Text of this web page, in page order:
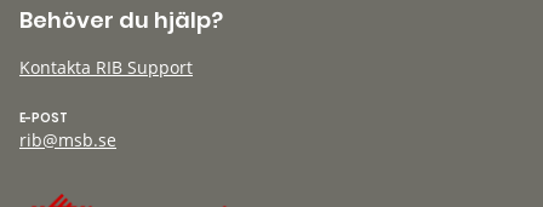
Behöver du hjälp?
Kontakta RIB Support
E-POST
rib@msb.se